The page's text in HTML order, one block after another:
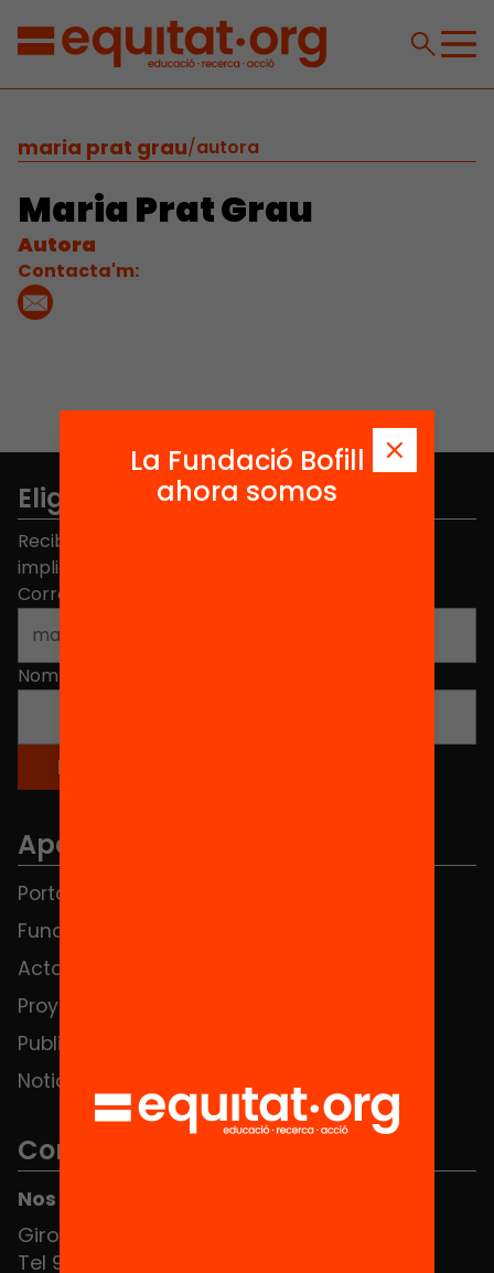
maria prat grau/autora
Maria Prat Grau
Autora
Contacta'm:
Elige equidad
Recibe contenidos, iniciativas y proyectos para
implicarte.
Correo electrónico
Nombre
Apartados
Portada
Fundación
Actos
Proyectos
Publicaciones y vídeos
Noticias
Contacto
Nos puedes encontrar en el HUB Social
Girona 34, interior 08010 Barcelona
Tel 934 588 700
La Fundació Bofill
ahora somos